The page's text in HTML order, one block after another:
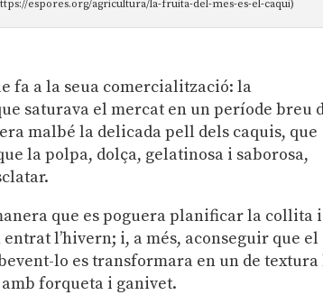
espores.org/agricultura/la-fruita-del-mes-es-el-caqui)
fa a la seua comercialització: la
saturava el mercat en un període breu
malbé la delicada pell dels caquis, que
la polpa, dolça, gelatinosa i saborosa,
que es poguera planificar la collita i
l’hivern; i, a més, aconseguir que el
lo es transformara en un de textura
forqueta i ganivet.